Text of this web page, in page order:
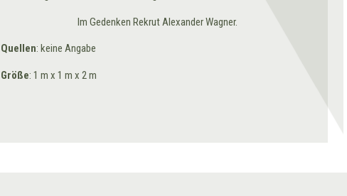
Im Gedenken Rekrut Alexander Wagner.
Quellen: keine Angabe
Größe: 1 m x 1 m x 2 m